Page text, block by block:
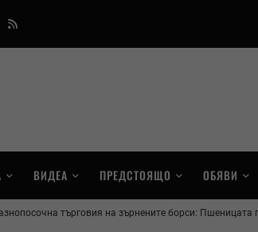
RSS
ВИДЕА ПРЕДСТОЯЩО ОБЯВИ
търговия на зърнените борси: